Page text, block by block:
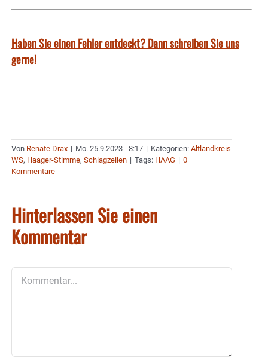
Haben Sie einen Fehler entdeckt? Dann schreiben Sie uns
gerne!
Von Renate Drax | Mo. 25.9.2023 - 8:17 | Kategorien: Altlandkreis
WS, Haager-Stimme, Schlagzeilen | Tags: HAAG | 0
Kommentare
Hinterlassen Sie einen
Kommentar